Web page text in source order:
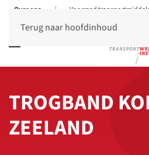
Terug naar hoofdinhoud
Over ons | Voorraad
TROGBAND
ZEELAND